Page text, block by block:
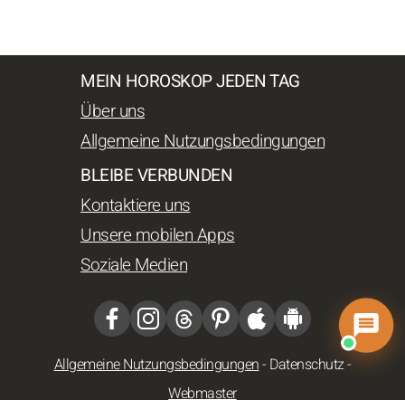
MEIN HOROSKOP JEDEN TAG
Über uns
Allgemeine Nutzungsbedingungen
BLEIBE VERBUNDEN
Kontaktiere uns
Unsere mobilen Apps
Soziale Medien
Allgemeine Nutzungsbedingungen- Datenschutz-
Webmaster